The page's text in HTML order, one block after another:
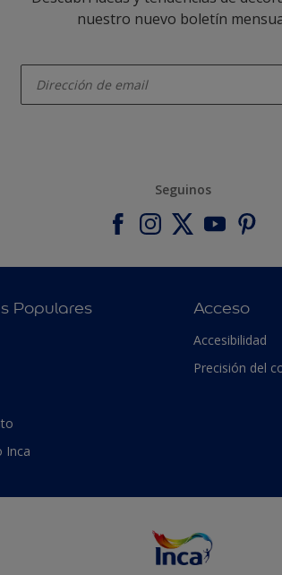
nuestro nuevo boletín
Seguinos
Populares
Inca
Acceso
Accesibilidad
Precisión del